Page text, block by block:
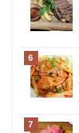
6
7